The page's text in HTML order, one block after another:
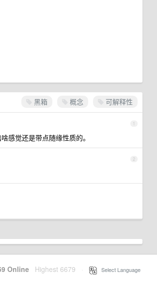
黑箱 概念 可解释性
1
感觉还是带点随缘性质的。
2
Online Highest 6679 Select Language